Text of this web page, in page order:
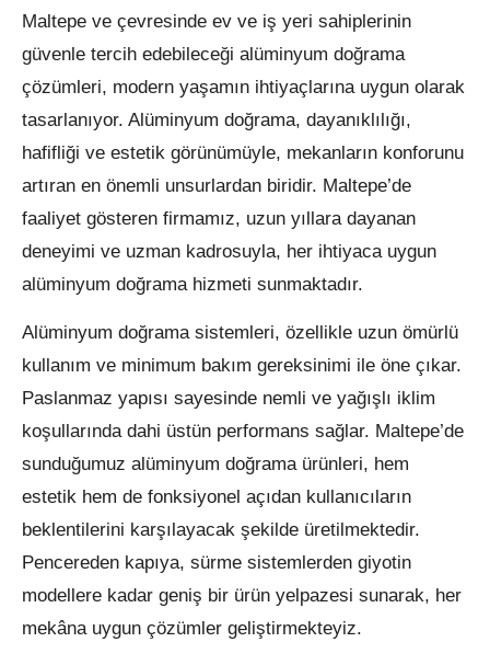
Maltepe ve çevresinde ev ve iş yeri sahiplerinin
güvenle tercih edebileceği alüminyum doğrama
çözümleri, modern yaşamın ihtiyaçlarına uygun olarak
tasarlanıyor. Alüminyum doğrama, dayanıklılığı,
hafifliği ve estetik görünümüyle, mekanların konforunu
artıran en önemli unsurlardan biridir. Maltepe’de
faaliyet gösteren firmamız, uzun yıllara dayanan
deneyimi ve uzman kadrosuyla, her ihtiyaca uygun
alüminyum doğrama hizmeti sunmaktadır.
Alüminyum doğrama sistemleri, özellikle uzun ömürlü
kullanım ve minimum bakım gereksinimi ile öne çıkar.
Paslanmaz yapısı sayesinde nemli ve yağışlı iklim
koşullarında dahi üstün performans sağlar. Maltepe’de
sunduğumuz alüminyum doğrama ürünleri, hem
estetik hem de fonksiyonel açıdan kullanıcıların
beklentilerini karşılayacak şekilde üretilmektedir.
Pencereden kapıya, sürme sistemlerden giyotin
modellere kadar geniş bir ürün yelpazesi sunarak, her
mekâna uygun çözümler geliştirmekteyiz.